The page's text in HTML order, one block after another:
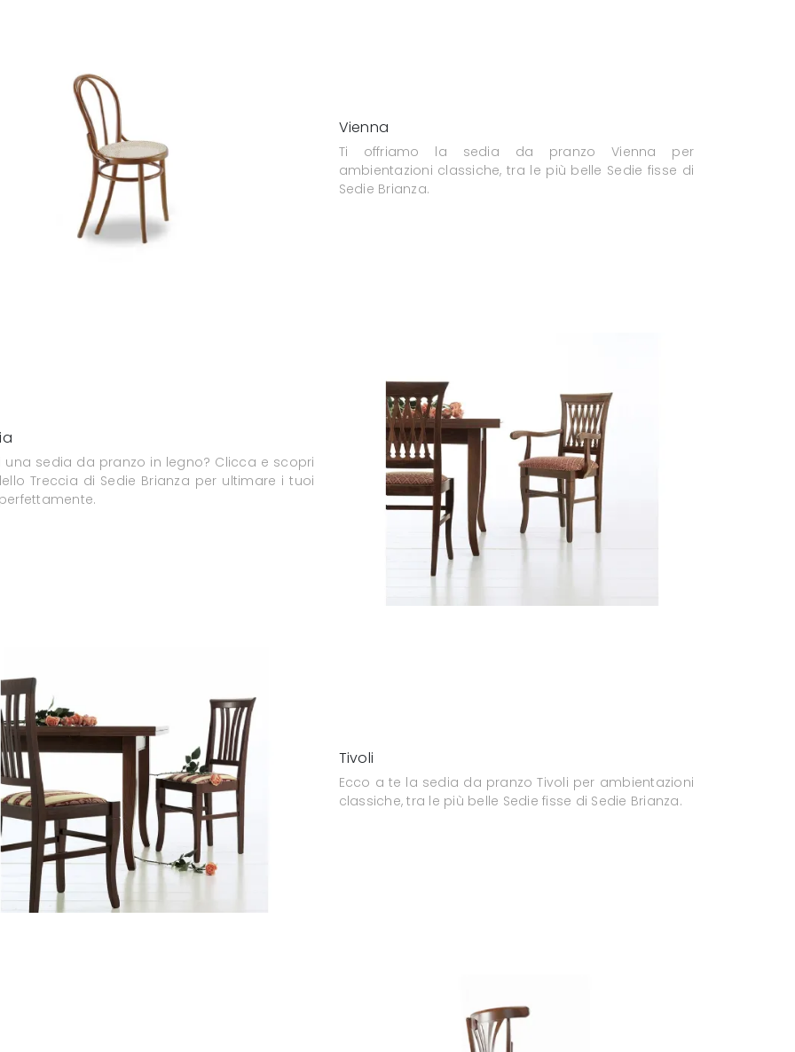
Vienna
Ti offriamo la sedia da pranzo Vienna per
ambientazioni classiche, tra le più belle Sedie fisse di
Sedie Brianza.
una sedia da pranzo in legno? Clicca e scopri
Treccia di Sedie Brianza per ultimare i tuoi
Tivoli
Ecco a te la sedia da pranzo Tivoli per ambientazioni
classiche, tra le più belle Sedie fisse di Sedie Brianza.